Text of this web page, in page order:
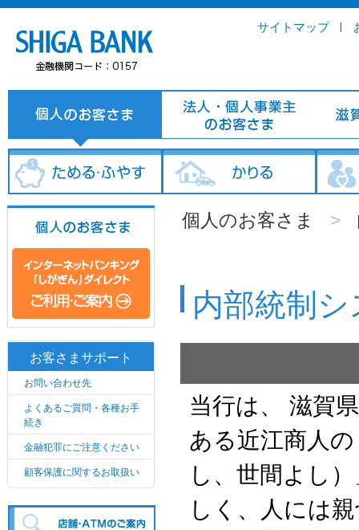
サイトマップ
お客さまサポート
お問い合わせ先
よくあるご質問・各種お手
続き
金融犯罪にご注意ください
顧客保護に関するお取扱い
個人のお客さま >
内部統制
当行は、 滋賀
ある近江商人
し、世間よし
しく、人には